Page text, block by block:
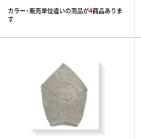
カラー・販売単位違いの商品が4商品ありま
す